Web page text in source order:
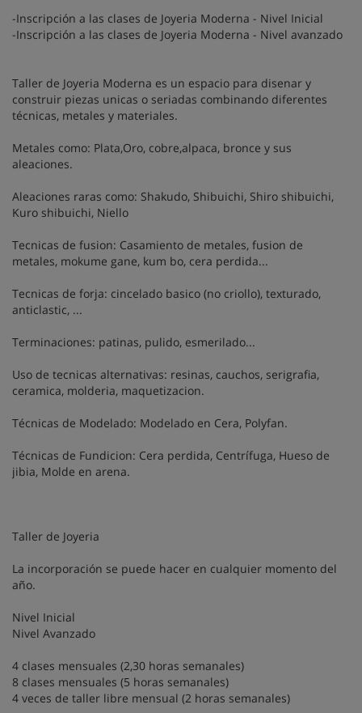
-Inscripción a las clases de Joyeria Moderna - Nivel Inicial
-Inscripción a las clases de Joyeria Moderna - Nivel avanzado
Taller de Joyeria Moderna es un espacio para disenar y
construir piezas unicas o seriadas combinando diferentes
técnicas, metales y materiales.
Metales como: Plata,Oro, cobre,alpaca, bronce y sus
aleaciones.
Aleaciones raras como: Shakudo, Shibuichi, Shiro shibuichi,
Kuro shibuichi, Niello
Tecnicas de fusion: Casamiento de metales, fusion de
metales, mokume gane, kum bo, cera perdida...
Tecnicas de forja: cincelado basico (no criollo), texturado,
anticlastic, ...
Terminaciones: patinas, pulido, esmerilado...
Uso de tecnicas alternativas: resinas, cauchos, serigrafia,
ceramica, molderia, maquetizacion.
Técnicas de Modelado: Modelado en Cera, Polyfan.
Técnicas de Fundicion: Cera perdida, Centrífuga, Hueso de
jibia, Molde en arena.
Taller de Joyeria
La incorporación se puede hacer en cualquier momento del
año.
Nivel Inicial
Nivel Avanzado
4 clases mensuales (2,30 horas semanales)
8 clases mensuales (5 horas semanales)
4 veces de taller libre mensual (2 horas semanales)